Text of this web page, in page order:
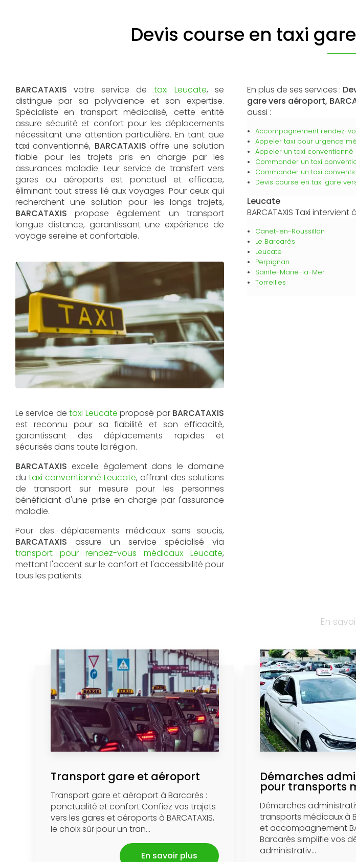
Devis course en taxi
BARCATAXIS votre service de taxi Leucate, se
distingue par sa polyvalence et son expertise.
Spécialiste en transport médicalisé, cette entité
assure sécurité et confort pour les déplacements
nécessitant une attention particulière. En tant que
taxi conventionné, BARCATAXIS offre une solution
fiable pour les trajets pris en charge par les
assurances maladie. Leur service de transfert vers
gares ou aéroports est ponctuel et efficace,
éliminant tout stress lié aux voyages. Pour ceux qui
recherchent une solution pour les longs trajets,
BARCATAXIS propose également un transport
longue distance, garantissant une expérience de
voyage sereine et confortable.
Le service detaxi Leucate proposé par BARCATAXIS
est reconnu pour sa fiabilité et son efficacité,
garantissant des déplacements rapides et
sécurisés dans toute la région.
BARCATAXIS excelle également dans le domaine
du taxi conventionné Leucate, offrant des solutions
de transport sur mesure pour les personnes
bénéficiant d'une prise en charge par l'assurance
maladie.
Pour des déplacements médicaux sans soucis,
BARCATAXIS assure un service spécialisé via
transport pour rendez-vous médicaux Leucate,
mettant l'accent sur le confort et l'accessibilité pour
tous les patients.
En plus de ses services :
gare vers aéroport,
aussi :
Accompagnement rendez-
Appeler taxi pour urgence
Appeler un taxi conventionné
Commander un taxi
Commander un taxi
Devis course en taxi gare
Leucate
BARCATAXIS Taxi
Canet-en-Roussillon
Le Barcarès
Leucate
Perpignan
Sainte-Marie-la-Mer
Torreilles
En
Transport gare et aéroport
Transport gare et aéroport à Barcarès :
ponctualité et confort Confiez vos trajets
vers les gares et aéroports à BARCATAXIS,
le choix sûr pour un tran...
En savoir plus
Démarches
pour transports
Démarches
transports médicaux à
et accompagnement
Barcarès simplifie vos
administrativ...